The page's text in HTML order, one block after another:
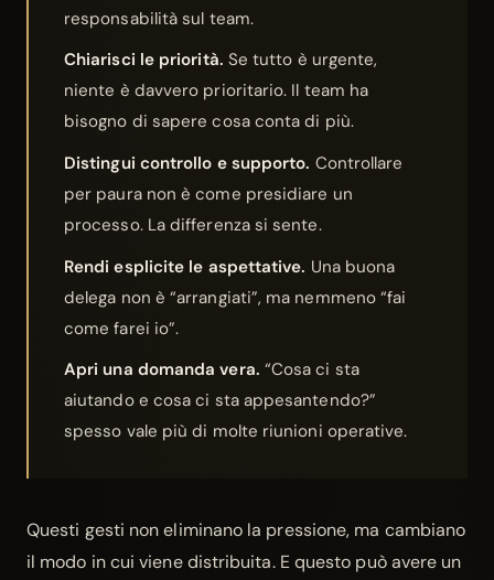
responsabilità sul team.
Chiarisci le priorità. Se tutto è urgente,
niente è davvero prioritario. Il team ha
bisogno di sapere cosa conta di più.
Distingui controllo e supporto. Controllare
per paura non è come presidiare un
processo. La differenza si sente.
Rendi esplicite le aspettative. Una buona
delega non è “arrangiati”, ma nemmeno “fai
come farei io”.
Apri una domanda vera. “Cosa ci sta
aiutando e cosa ci sta appesantendo?”
spesso vale più di molte riunioni operative.
Questi gesti non eliminano la pressione, ma cambiano
il modo in cui viene distribuita. E questo può avere un